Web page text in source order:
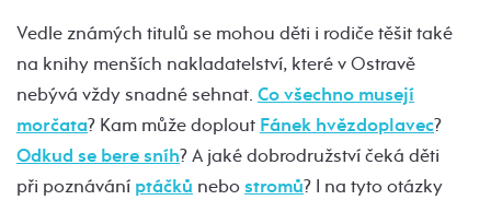
Vedle známých titulů se mohou děti i rodiče těšit také
na knihy menších nakladatelství, které v Ostravě
nebývá vždy snadné sehnat. Co všechno musejí
morčata? Kam může doplout Fánek hvězdoplavec?
Odkud se bere sníh? A jaké dobrodružství čeká děti
při poznávání ptáčků nebo stromů? I na tyto otázky